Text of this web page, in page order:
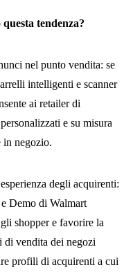
tendenza?
nel punto vendita: se
intelligenti e scanner
ai retailer di
e su misura
in negozio.
degli acquirenti:
Demo di Walmart
shopper e favorire la
di vendita dei negozi
profili di acquirenti a cui